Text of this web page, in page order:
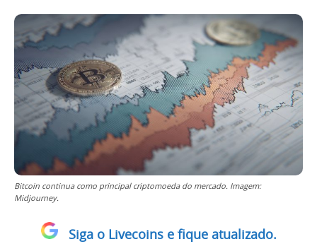
Bitcoin continua como principal criptomoeda do mercado. Imagem:
Midjourney.
Siga o Livecoins e fique atualizado.